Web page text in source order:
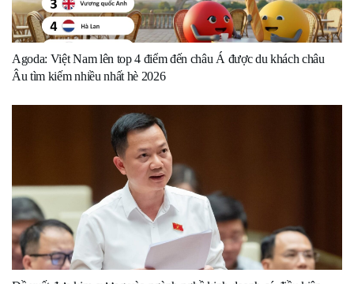
Agoda: Việt Nam lên top 4 điểm đến châu Á được du khách châu
Âu tìm kiếm nhiều nhất hè 2026